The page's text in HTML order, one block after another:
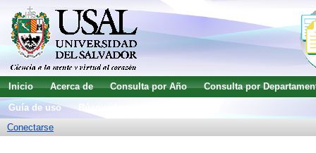
Inicio Acerca de Consulta por Año
Consulta por
Guía de uso
Conectarse